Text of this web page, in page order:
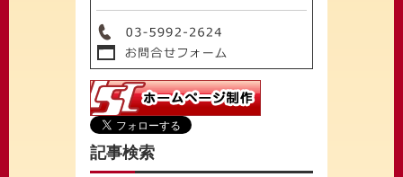
記事検索